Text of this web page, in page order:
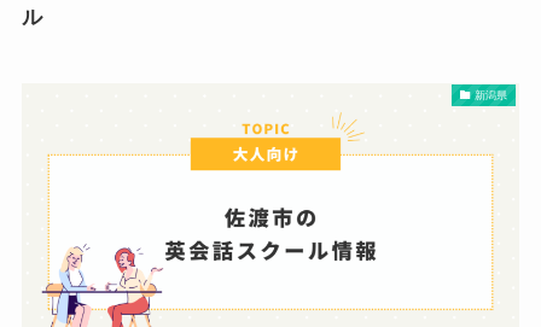
ル
新潟県